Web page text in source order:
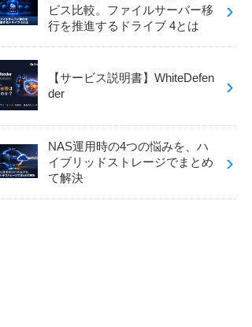
ビス比較。ファイルサーバー移
行を推進するドライブ 4とは
【サービス説明書】WhiteDefen
der
NAS運用時の4つの悩みを、ハ
イブリッドストレージでまとめ
て解決